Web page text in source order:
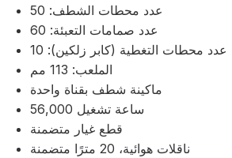
عدد محطات الشطف: 50
عدد صمامات التعبئة: 60
عدد محطات التغطية (كابر زلكين): 10
الملعب: 113 مم
ماكينة شطف بقناة واحدة
56,000 ساعة تشغيل
قطع غيار متضمنة
ناقلات هوائية، 20 مترًا متضمنة